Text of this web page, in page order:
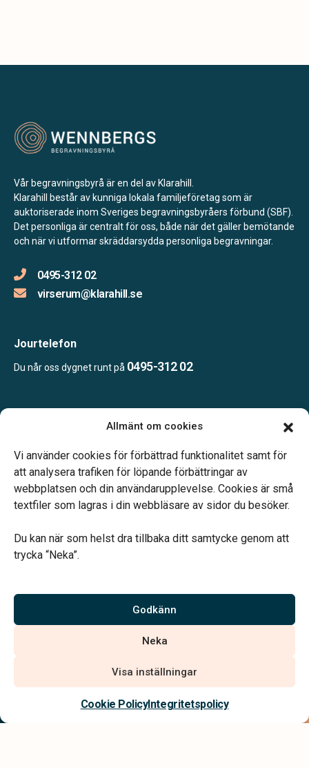
Allmänt om cookies
Vi använder cookies för förbättrad funktionalitet samt för
att analysera trafiken för löpande förbättringar av
webbplatsen och din användarupplevelse. Cookies är små
textfiler som lagras i din webbläsare av sidor du besöker.
Du kan när som helst dra tillbaka ditt samtycke genom att
trycka “Neka”.
Godkänn
Neka
Visa inställningar
Cookie PolicyIntegritetspolicy
Kontakta oss
Vår begravningsbyrå är en del av Klarahill.
Klarahill består av kunniga lokala familjeföretag som är
auktoriserade inom Sveriges begravningsbyråers förbund (SBF).
Det personliga är centralt för oss, både när det gäller bemötande
och när vi utformar skräddarsydda personliga begravningar.
0495-312 02
virserum@klarahill.se
Jourtelefon
Du når oss dygnet runt på 0495-312 02
Telefonjour dygnet runt.
Vårt systerbolag Verahill hjälper dig med familjejuridiken –
Vi är auktoriserade av Sveriges Begravningsbyråers Förbund och
har högt ställda krav på utbildning, kvalitet, miljö och arbetsmiljö.